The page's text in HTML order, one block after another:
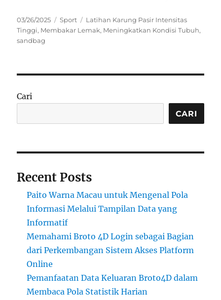
Posted
on
03/26/2025 Categories
Sport Tags
Latihan Karung Pasir Intensitas
Tinggi, Membakar Lemak, Meningkatkan Kondisi Tubuh,
sandbag
Cari
CARI
Recent Posts
Paito Warna Macau untuk Mengenal Pola
Informasi Melalui Tampilan Data yang
Informatif
Memahami Broto 4D Login sebagai Bagian
dari Perkembangan Sistem Akses Platform
Online
Pemanfaatan Data Keluaran Broto4D dalam
Membaca Pola Statistik Harian